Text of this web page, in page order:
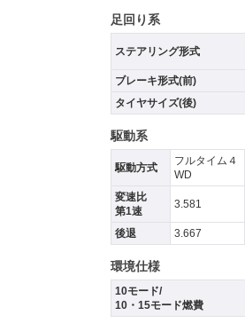
足回り系
ステアリング形式
ブレーキ形式(前)
タイヤサイズ(後)
駆動系
駆動方式
フルタイム４
WD
変速比
第1速
3.581
後退 3.667
環境仕様
10モード/
10・15モード燃費